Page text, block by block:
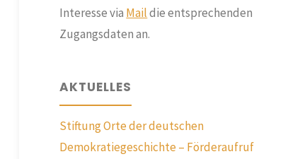
Interesse via Maildie entsprechenden
Zugangsdaten an.
AKTUELLES
Stiftung Orte der deutschen
Demokratiegeschichte – Förderaufruf